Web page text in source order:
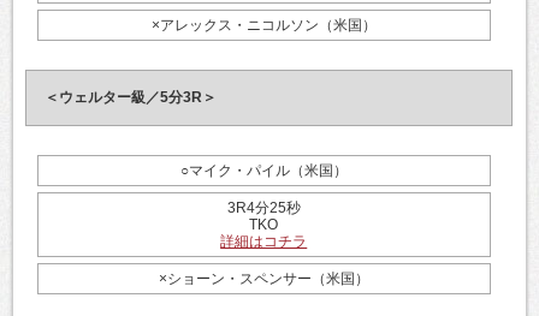
×アレックス・ニコルソン（米国）
＜ウェルター級／5分3R＞
○マイク・パイル（米国）
3R4分25秒
TKO
詳細はコチラ
×ショーン・スペンサー（米国）